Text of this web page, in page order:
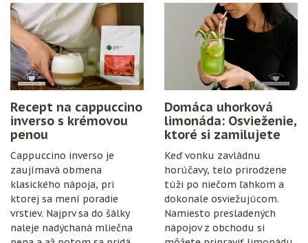
postup. Stačí zrelé hrozno,
cukor, citrón, čisté fľaše
a trochu trpezlivosti.
Recept na cappuccino
inverso s krémovou
penou
Cappuccino inverso je
zaujímavá obmena
klasického nápoja, pri
ktorej sa mení poradie
vrstiev. Najprv sa do šálky
naleje nadýchaná mliečna
Domáca uhorková
limonáda: Osvieženie,
ktoré si zamilujete
Keď vonku zavládnu
horúčavy, telo prirodzene
túži po niečom ľahkom a
dokonale osviežujúcom.
Namiesto presladených
nápojov z obchodu si